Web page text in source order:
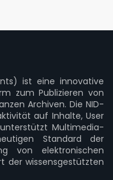
ist eine innovative
zum Publizieren von
Archiven. Die NID-
auf Inhalte, User
Multimedia-
Standard der
von elektronischen
der wissensgestützten